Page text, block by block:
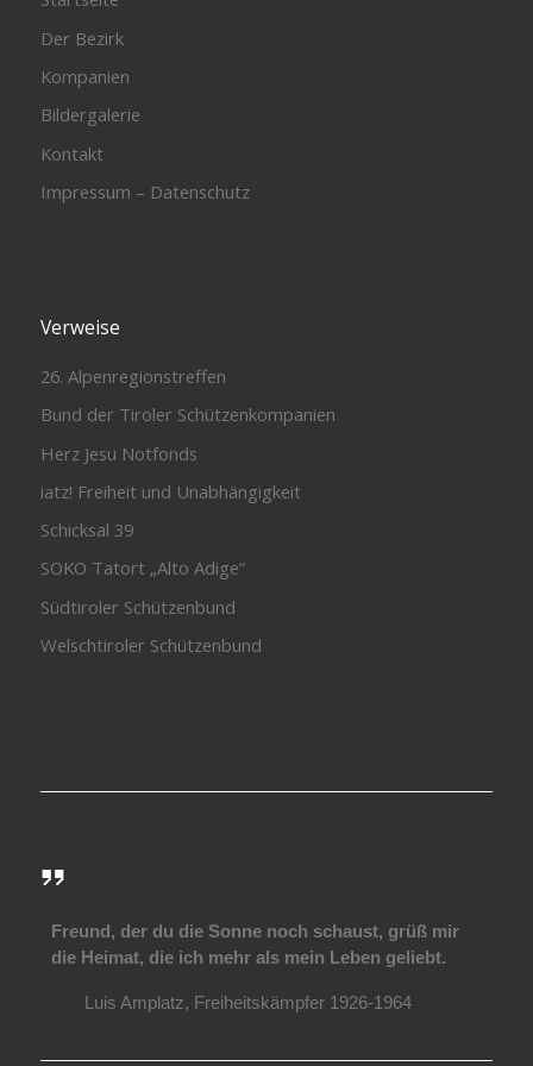
Der Bezirk
Kompanien
Bildergalerie
Kontakt
Impressum – Datenschutz
Verweise
26. Alpenregionstreffen
Bund der Tiroler Schützenkompanien
Herz Jesu Notfonds
iatz! Freiheit und Unabhängigkeit
Schicksal 39
SOKO Tatort „Alto Adige“
Südtiroler Schützenbund
Welschtiroler Schützenbund
Freund, der du die Sonne noch schaust, grüß mir
die Heimat, die ich mehr als mein Leben geliebt.
Luis Amplatz, Freiheitskämpfer 1926-1964